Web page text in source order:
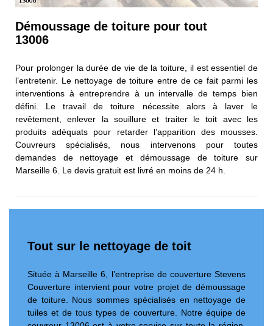
Démoussage de toiture pour tout
13006
Pour prolonger la durée de vie de la toiture, il est essentiel de
l’entretenir. Le nettoyage de toiture entre de ce fait parmi les
interventions à entreprendre à un intervalle de temps bien
défini. Le travail de toiture nécessite alors à laver le
revêtement, enlever la souillure et traiter le toit avec les
produits adéquats pour retarder l’apparition des mousses.
Couvreurs spécialisés, nous intervenons pour toutes
demandes de nettoyage et démoussage de toiture sur
Marseille 6. Le devis gratuit est livré en moins de 24 h.
Tout sur le nettoyage de toit
Située à Marseille 6, l’entreprise de couverture Stevens
Couverture intervient pour votre projet de démoussage
de toiture. Nous sommes spécialisés en nettoyage de
tuiles et de tous types de couverture. Notre équipe de